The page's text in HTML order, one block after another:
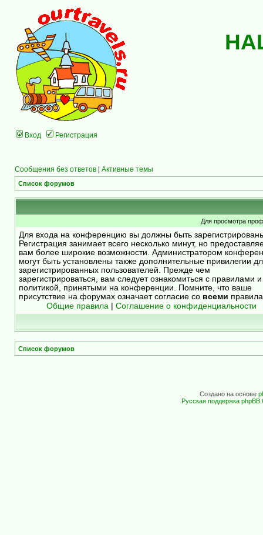
Вход Регистрация
Сообщения без ответов | Активные темы
Список форумов
Для просмотра
Для входа на конференцию вы должны быть
Регистрация занимает всего несколько минут, но
вам более широкие возможности. Администратором
могут быть установлены также дополнительные привилегии
зарегистрированных пользователей. Прежде чем
зарегистрироваться, вам следует ознакомиться с правилами и
политикой, принятыми на конференции. Помните, что ваше
присутствие на форумах означает согласие со всеми
Общие правила
Соглашение о конфиденциальности
Список форумов
Создано на основе
Русская поддержка phpBB